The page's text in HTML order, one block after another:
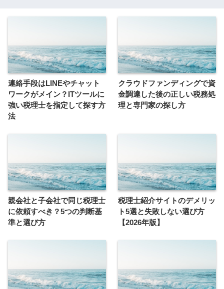
連絡手段はLINEやチャット
ワークがメイン？ITツールに
強い税理士を指定して探す方
法
クラウドファンディングで資
金調達した後の正しい税務処
理と専門家の探し方
親会社と子会社で同じ税理士
に依頼すべき？5つの判断基
準と選び方
税理士紹介サイトのデメリッ
ト5選と失敗しない選び方
【2026年版】